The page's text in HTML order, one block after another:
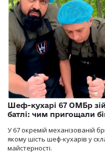
Шеф-кухарі 67 ОМБр
батлі: чим пригощали
У 67 окремій механізованій
якому шість шеф-кухарів у
майстерності.